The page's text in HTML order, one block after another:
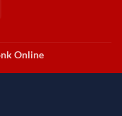
Online